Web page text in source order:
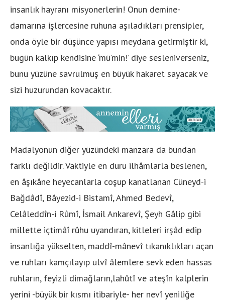
insanlık hayranı misyonerlerin! Onun demine-
damarına işlercesine ruhuna aşıladıkları prensipler,
onda öyle bir düşünce yapısı meydana getirmiştir ki,
bugün kalkıp kendisine ‘mü’min!’ diye sesleniverseniz,
bunu yüzüne savrulmuş en büyük hakaret sayacak ve
sizi huzurundan kovacaktır.
Madalyonun diğer yüzündeki manzara da bundan
farklı değildir. Vaktiyle en duru ilhâmlarla beslenen,
en âşıkâne heyecanlarla coşup kanatlanan Cüneyd-i
Bağdâdî, Bâyezid-i Bistamî, Ahmed Bedevî,
Celâleddîn-i Rûmî, İsmail Ankarevî, Şeyh Gâlip gibi
millette içtimâî rûhu uyandıran, kitleleri irşâd edip
insanlığa yükselten, maddî-mânevî tıkanıklıkları açan
ve ruhları kamçılayıp ulvî âlemlere sevk eden hassas
ruhların, feyizli dimağların,lahûtî ve ateşîn kalplerin
yerini -büyük bir kısmı itibariyle- her nevî yeniliğe